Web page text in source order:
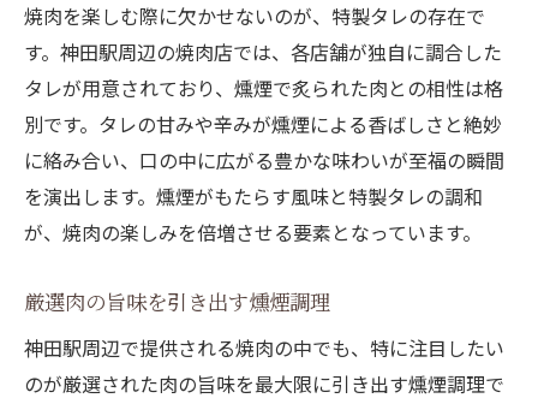
極上焼肉を味わう神田駅での旅
燻煙が奏でる絶品焼肉の序曲
神田駅での焼肉が紡ぐ贅沢な時間
神田駅での焼肉探訪燻煙の香りが広げる贅沢な
神田駅での燻煙焼肉の奥深さ
特製タレと燻煙が作る味の物語
焼肉探訪: 神田駅での贅沢な体験
燻煙が広げる焼肉の無限の魅力
焼肉を楽しむ際に欠かせないのが、特製タレの存在で
す。神田駅周辺の焼肉店では、各店舗が独自に調合した
タレが用意されており、燻煙で炙られた肉との相性は格
別です。タレの甘みや辛みが燻煙による香ばしさと絶妙
に絡み合い、口の中に広がる豊かな味わいが至福の瞬間
を演出します。燻煙がもたらす風味と特製タレの調和
が、焼肉の楽しみを倍増させる要素となっています。
厳選肉の旨味を引き出す燻煙調理
神田駅周辺で提供される焼肉の中でも、特に注目したい
のが厳選された肉の旨味を最大限に引き出す燻煙調理で